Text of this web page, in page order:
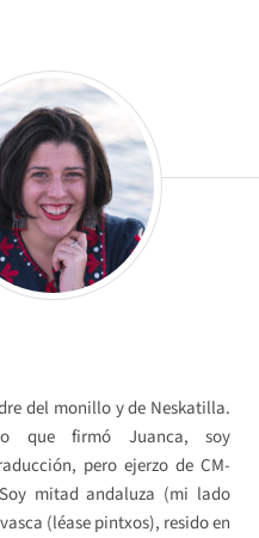
del monillo y de Neskatilla.
que firmó Juanca, soy
pero ejerzo de CM-
mitad andaluza (mi lado
(léase pintxos), resido en